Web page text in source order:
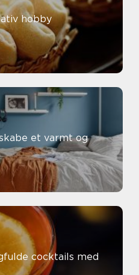
hobby
et varmt og
cocktails med